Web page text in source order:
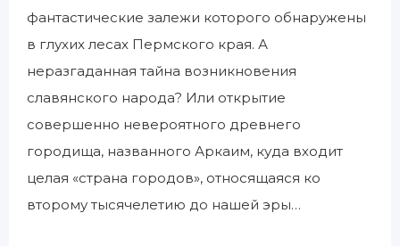
фантастические залежи которого обнаружены
в глухих лесах Пермского края. А
неразгаданная тайна возникновения
славянского народа? Или открытие
совершенно невероятного древнего
городища, названного Аркаим, куда входит
целая «страна городов», относящаяся ко
второму тысячелетию до нашей эры…